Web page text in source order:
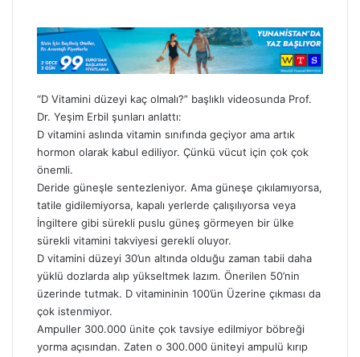
d
e
r
e
“D Vitamini düzeyi kaç olmalı?” başlıklı videosunda Prof.
Dr. Yeşim Erbil şunları anlattı:
D vitamini aslında vitamin sınıfında geçiyor ama artık
hormon olarak kabul ediliyor. Çünkü vücut için çok çok
önemli.
Deride güneşle sentezleniyor. Ama güneşe çıkılamıyorsa,
tatile gidilemiyorsa, kapalı yerlerde çalışılıyorsa veya
İngiltere gibi sürekli puslu güneş görmeyen bir ülke
sürekli vitamini takviyesi gerekli oluyor.
D vitamini düzeyi 30’un altında olduğu zaman tabii daha
yüklü dozlarda alıp yükseltmek lazım. Önerilen 50’nin
üzerinde tutmak. D vitamininin 100’ün Üzerine çıkması da
çok istenmiyor.
Ampuller 300.000 ünite çok tavsiye edilmiyor böbreği
yorma açısından. Zaten o 300.000 üniteyi ampulü kırıp